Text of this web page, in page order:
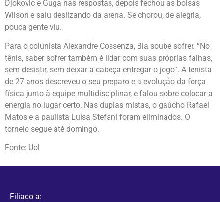
Djokovic e Guga nas respostas, depois fechou as bolsas
Wilson e saiu deslizando da arena. Se chorou, de alegria,
pouca gente viu.
Para o colunista Alexandre Cossenza, Bia soube sofrer. “No
tênis, saber sofrer também é lidar com suas próprias falhas,
sem desistir, sem deixar a cabeça entregar o jogo”. A tenista
de 27 anos descreveu o seu preparo e a evolução da força
física junto à equipe multidisciplinar, e falou sobre colocar a
energia no lugar certo. Nas duplas mistas, o gaúcho Rafael
Matos e a paulista Luísa Stefani foram eliminados. O
torneio segue até domingo.
Fonte: Uol
Filiado a: